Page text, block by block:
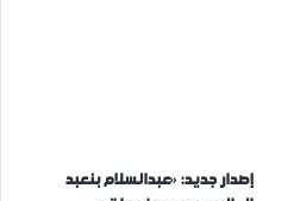
إصدار جديد: «عبدالسلام بنعبد